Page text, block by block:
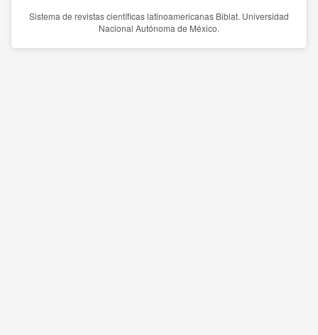
Sistema de revistas científicas latinoamericanas Biblat. Universidad
Nacional Autónoma de México.